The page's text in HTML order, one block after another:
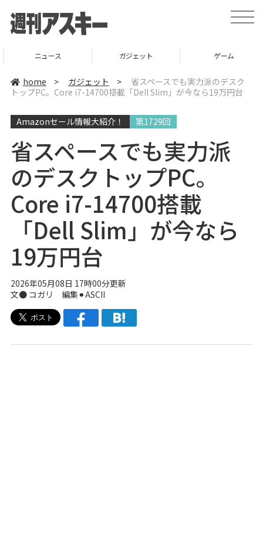
t
o
v
i
ニュース ガジェット ゲーム
home > ガジェット >
省スペースでも実力派のデスク
トップPC。Core i7-14700搭載「Dell Slim」が今なら19万円台
Amazonセール情報大紹介！ 第1729回
省スペースでも実力派
のデスクトップPC。
Core i7-14700搭載
「Dell Slim」が今なら
19万円台
2026年05月08日 17時00分更新
文● コガリ 編集⚫︎ASCII